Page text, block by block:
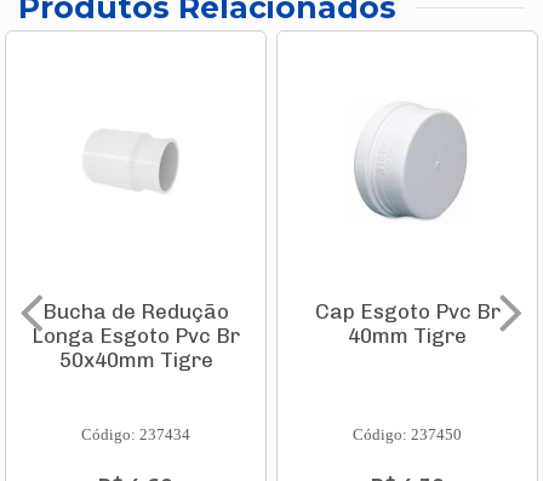
Produtos Relacionados
Bucha de Redução
Longa Esgoto Pvc Br
50x40mm Tigre
Código: 237434
Cap Esgoto Pvc Br
40mm Tigre
Código: 237450